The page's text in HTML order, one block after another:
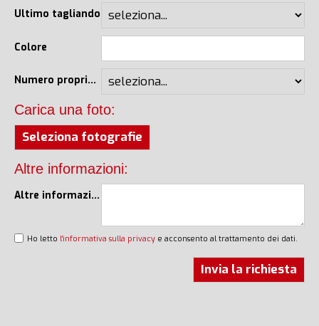
Ultimo tagliando
Colore
Numero proprietari
Carica una foto:
Seleziona fotografie
Altre informazioni:
Altre informazioni
Ho letto l'informativa sulla privacy e acconsento al trattamento dei dati.